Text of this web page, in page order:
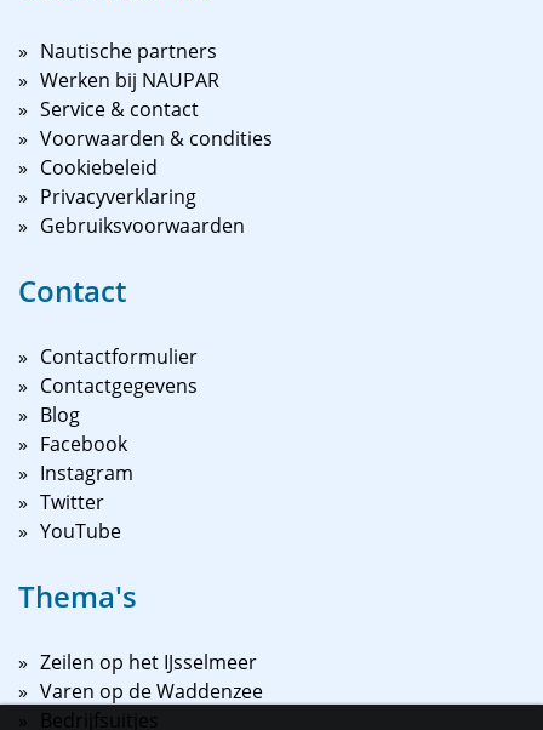
Nautische partners
Werken bij NAUPAR
Service & contact
Voorwaarden & condities
Cookiebeleid
Privacyverklaring
Gebruiksvoorwaarden
Contact
Contactformulier
Contactgegevens
Blog
Facebook
Instagram
Twitter
YouTube
Thema's
Zeilen op het IJsselmeer
Varen op de Waddenzee
Bedrijfsuitjes